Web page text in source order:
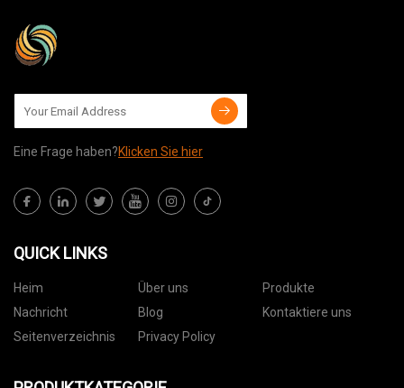
Eine Frage haben?Klicken Sie hier
QUICK LINKS
Heim Über uns
Produkte
Nachricht
Blog
Kontaktiere uns
Seitenverzeichnis
Privacy Policy